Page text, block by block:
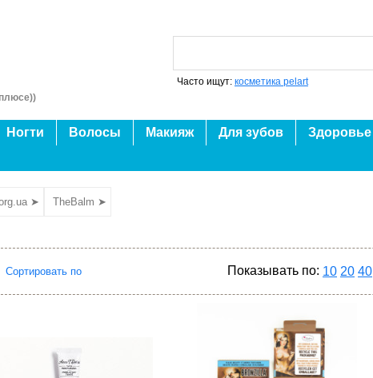
Часто ищут: косметика pelart
Ногти Волосы Макияж Для зубов Здоровье
➤ TheBalm ➤
Сортировать по Показывать по: 10 20 40